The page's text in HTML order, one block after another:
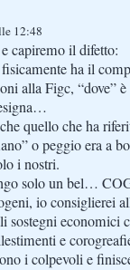
12:48
capiremo il difetto:
ha il
alla Figc, “dove”
quello che ha
o peggio era a
i nostri.
solo un bel…
io consiglierei
sostegni economici
e
i colpevoli e